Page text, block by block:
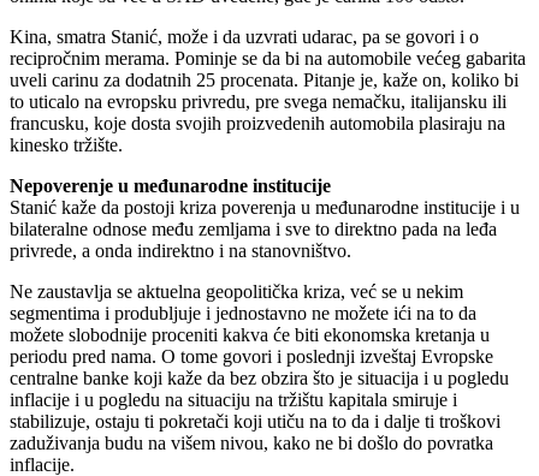
Kina, smatra Stanić, može i da uzvrati udarac, pa se govori i o
recipročnim merama. Pominje se da bi na automobile većeg gabarita
uveli carinu za dodatnih 25 procenata. Pitanje je, kaže on, koliko bi
to uticalo na evropsku privredu, pre svega nemačku, italijansku ili
francusku, koje dosta svojih proizvedenih automobila plasiraju na
kinesko tržište.
Nepoverenje u međunarodne institucije
Stanić kaže da postoji kriza poverenja u međunarodne institucije i u
bilateralne odnose među zemljama i sve to direktno pada na leđa
privrede, a onda indirektno i na stanovništvo.
Ne zaustavlja se aktuelna geopolitička kriza, već se u nekim
segmentima i produbljuje i jednostavno ne možete ići na to da
možete slobodnije proceniti kakva će biti ekonomska kretanja u
periodu pred nama. O tome govori i poslednji izveštaj Evropske
centralne banke koji kaže da bez obzira što je situacija i u pogledu
inflacije i u pogledu na situaciju na tržištu kapitala smiruje i
stabilizuje, ostaju ti pokretači koji utiču na to da i dalje ti troškovi
zaduživanja budu na višem nivou, kako ne bi došlo do povratka
inflacije.